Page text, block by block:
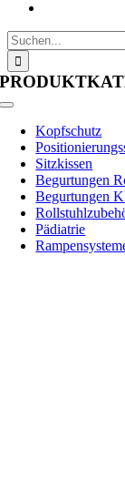
Suche
nach:
Toggle
NavigationKopfschutz
Sitzkissen
Begurtungen
Begurtungen
Pädiatrie